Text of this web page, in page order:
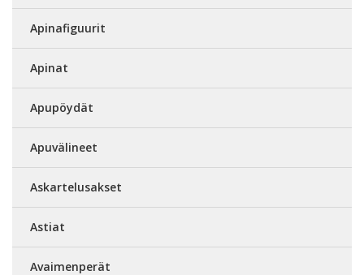
Apinafiguurit
Apinat
Apupöydät
Apuvälineet
Askartelusakset
Astiat
Avaimenperät